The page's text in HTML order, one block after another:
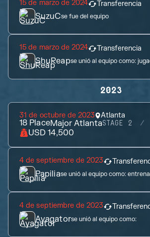
15 de marzo de 2024 Transferencia
SuzuCse fue del equipo
15 de marzo de 2024 Transferencia
ShuReapse unió al equipo como:
2023
31 de octubre de 2023 Atlanta
18 PlaceMajor AtlantaSTAGE 2
USD 14,500
4 de septiembre de 2023
Papiliase unió al equipo como:
4 de septiembre de 2023
Ayagatorse unió al equipo como: